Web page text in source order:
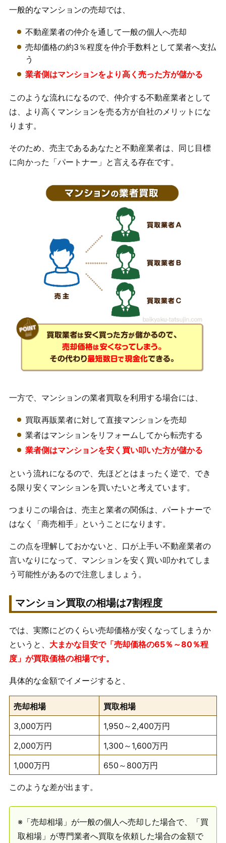
一般的なマンションの売却では、
不動産業者の仲介を通して一般の個人へ売却
売却価格の約3％程度を仲介手数料として業者へ支払
う
業者側はマンションをより高く売った方が儲かる
このような流れになるので、仲介する不動産業者として
は、より高くマンションを売る方が自社のメリットにな
ります。
そのため、売主であるあなたと不動産業者は、同じ目標
に向かった「パートナー」と言える存在です。
一方で、マンションの業者買取を利用する場合には、
買取再販業者に対して直接マンションを売却
業者はマンションをリフォームしてから転売する
業者側はマンションを安く買い叩いた方が儲かる
という流れになるので、先ほどとはまったく逆で、でき
る限り安くマンションを買いたいと考えています。
つまりこの場合は、売主と業者の関係は、パートナーで
はなく「商売相手」ということになります。
この点を理解しておかないと、口が上手い不動産業者の
言いなりになって、マンションを安く買い叩かれてしま
う可能性があるので注意しましょう。
マンション買取の相場は7割程度
では、実際にどのくらい売却価格が安くなってしまうか
というと、 大まかな目安で「売却価格の65％～80％程
度」が買取価格の相場です。
具体的な金額でイメージすると、
売却相場
買取相場
3,000万円
1,950～2,400万円
2,000万円
1,300～1,600万円
1,000万円
650～800万円
このような差が出ます。
※「売却相場」が一般の個人へ売却した場合で、「買
取相場」が専門業者へ買取を依頼した場合の金額で